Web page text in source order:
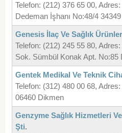
Telefon: (212) 376 65 00, Adres:
Dedeman İşhanı No:48/4
Genesis İlaç Ve Sağlık
Telefon: (212) 245 55 80,
Sok. Sümbül Konak Apt. No:85
Gentek Medikal Ve Teknik
Telefon: (312) 480 00 68,
06460 Dikmen
Genzyme Sağlık Hizmetleri
Şti.